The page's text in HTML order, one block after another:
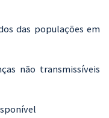
das populações em
não transmissíveis